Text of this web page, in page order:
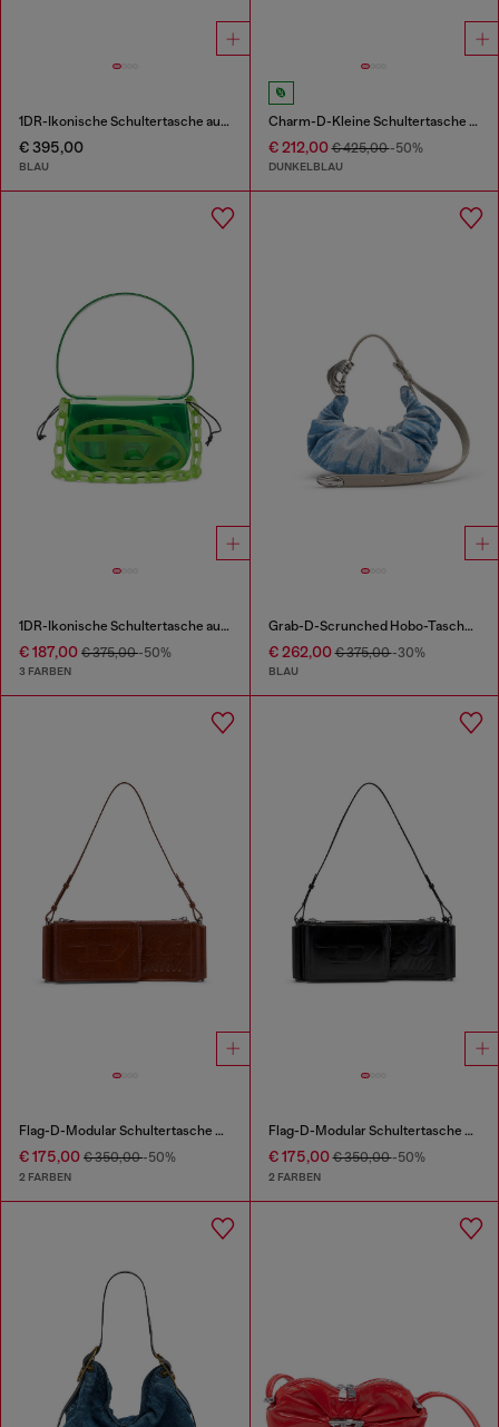
1DR-Ikonische Schultertasche aus solarisiertem Denim
€ 395,00
BLAU
Charm-D-Kleine Schultertasche aus gestepptem Denim
€ 212,00€ 425,00-50%
DUNKELBLAU
1DR-Ikonische Schultertasche aus transparentem TPU
€ 187,00 € 375,00-50%
3 FARBEN
Grab-D-Scrunched Hobo-Tasche aus Satin-Denim
€ 262,00€ 375,00-30%
BLAU
Flag-D-Modular Schultertasche mit geprägtem Logo
€ 175,00 € 350,00-50%
2 FARBEN
Flag-D-Modular Schultertasche mit geprägtem Logo
€ 175,00€ 350,00-50%
2 FARBEN